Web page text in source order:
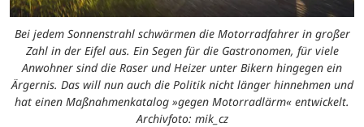
Bei jedem Sonnenstrahl schwärmen die Motorradfahrer in großer
Zahl in der Eifel aus. Ein Segen für die Gastronomen, für viele
Anwohner sind die Raser und Heizer unter Bikern hingegen ein
Ärgernis. Das will nun auch die Politik nicht länger hinnehmen und
hat einen Maßnahmenkatalog »gegen Motorradlärm« entwickelt.
Archivfoto: mik_cz